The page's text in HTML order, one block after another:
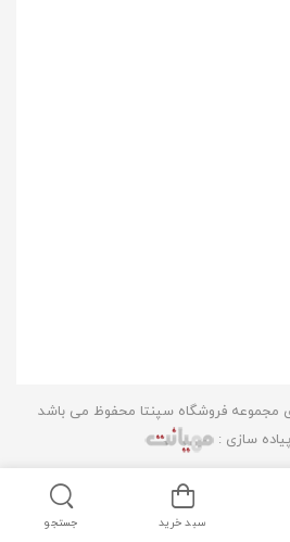
مجموعه فروشگاه سپنتا محفوظ می باشد
سازی :
سبد خرید جستجو